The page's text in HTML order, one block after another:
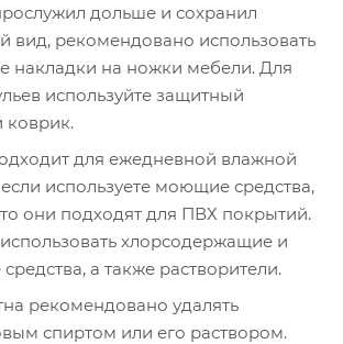
дольше и сохранил
вид, рекомендовано использовать
накладки на ножки мебели. Для
используйте защитный
коврик.
для ежедневной влажной
используете моющие средства,
они подходят для ПВХ покрытий.
хлорсодержащие и
а также растворители.
рекомендовано удалять
спиртом или его раствором.